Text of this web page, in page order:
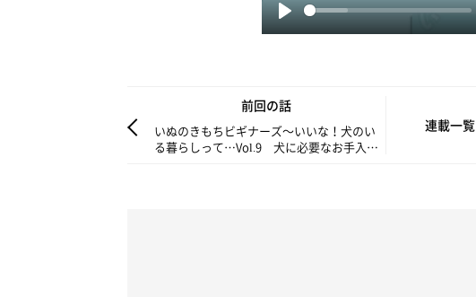
P
y
y
前回の話
いぬのきもちビギナーズ～いいな！犬のい
る暮らしって…Vol.9 犬に必要なお手入れ
連載一覧